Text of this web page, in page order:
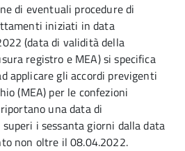
di eventuali procedure di
iniziati in data
(data di validità della
registro e MEA) si specifica
applicare gli accordi previgenti
(MEA) per le confezioni
una data di
i sessanta giorni dalla data
non oltre il 08.04.2022.